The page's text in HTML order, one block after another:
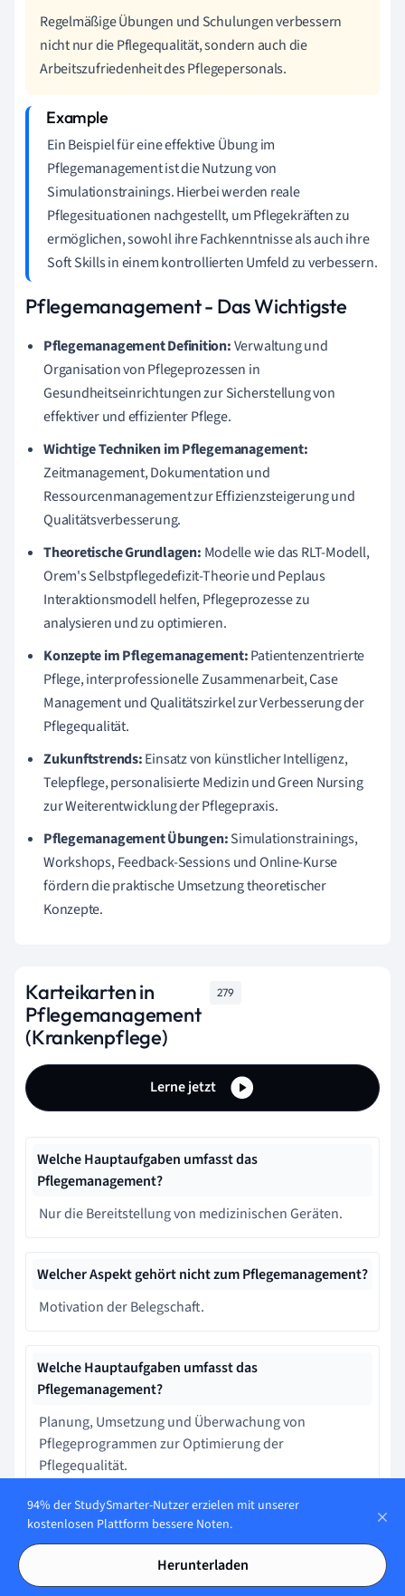
Regelmäßige Übungen und Schulungen verbessern
nicht nur die Pflegequalität, sondern auch die
Arbeitszufriedenheit des Pflegepersonals.
Ein Beispiel für eine effektive Übung im
Pflegemanagement ist die Nutzung von
Simulationstrainings. Hierbei werden reale
Pflegesituationen nachgestellt, um Pflegekräften zu
ermöglichen, sowohl ihre Fachkenntnisse als auch ihre
Soft Skills in einem kontrollierten Umfeld zu verbessern.
Pflegemanagement - Das Wichtigste
Pflegemanagement Definition:Verwaltung und
Organisation von Pflegeprozessen in
Gesundheitseinrichtungen zur Sicherstellung von
effektiver und effizienter Pflege.
Wichtige Techniken im Pflegemanagement:
Zeitmanagement, Dokumentation und
Ressourcenmanagement zur Effizienzsteigerung und
Qualitätsverbesserung.
Theoretische Grundlagen: Modelle wie das RLT-Modell,
Orem's Selbstpflegedefizit-Theorie und Peplaus
Interaktionsmodell helfen, Pflegeprozesse zu
analysieren und zu optimieren.
Konzepte im Pflegemanagement:Patientenzentrierte
Pflege, interprofessionelle Zusammenarbeit, Case
Management und Qualitätszirkel zur Verbesserung der
Pflegequalität.
Zukunftstrends:Einsatz von künstlicher Intelligenz,
Telepflege, personalisierte Medizin und Green Nursing
zur Weiterentwicklung der Pflegepraxis.
Pflegemanagement Übungen:Simulationstrainings,
Workshops, Feedback-Sessions und Online-Kurse
fördern die praktische Umsetzung theoretischer
Konzepte.
Karteikarten in
Pflegemanagement
(Krankenpflege)
279
Lerne jetzt
Welche Hauptaufgaben umfasst das
Pflegemanagement?
Nur die Bereitstellung von medizinischen Geräten.
Welcher Aspekt gehört nicht zum Pflegemanagement?
Motivation der Belegschaft.
Welche Hauptaufgaben umfasst das
Pflegemanagement?
Planung, Umsetzung und Überwachung von
Pflegeprogrammen zur Optimierung der
Pflegequalität.
Was ist ein Hauptziel der aktuellen
Pflegemanagement-Konzepte?
94% der StudySmarter-Nutzer erzielen mit unserer
kostenlosen Plattform bessere Noten.
Herunterladen